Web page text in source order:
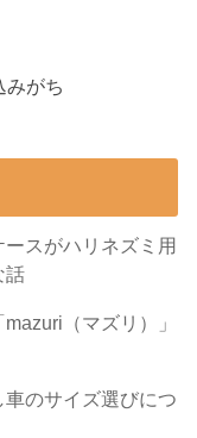
みがち
スがハリネズミ用
話
（マズリ）」
のサイズ選びにつ